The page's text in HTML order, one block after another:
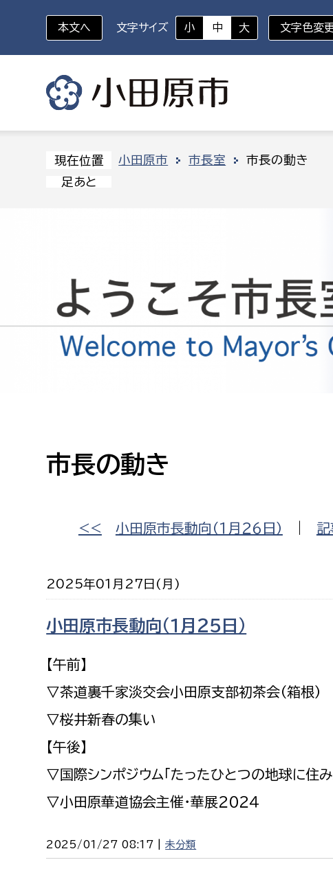
いざというときに
防災
対象者を選択
小・中学生
高校生・大学生など
傷病者
外国人
ペット
組織から探す
部に属さない室
資産マネジ
デジタル推
地域安全課
福祉健康部
福祉政策課
障がい福祉課
保険課
健康づくり課
建設部
国県事業推進課
会計管理者
本文へ 文字サイズ 小 中 大 文字色変
現在位置 小田原市 市長室
市長の動き
足あと
市長の動き
<< 小田原市長動向（１月２６日）
2025年01月27日(月)
小田原市長動向（１月２５日）
【午前】
▽茶道裏千家淡交会小田原支部初茶会（箱根）
▽桜井新春の集い
【午後】
▽国際シンポジウム「たったひとつの地球に住
▽小田原華道協会主催・華展２０２４
2025/01/27 08:17 |未分類